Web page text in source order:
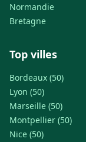
Normandie
Bretagne
Top villes
Bordeaux (50)
Lyon (50)
Marseille (50)
Montpellier (50)
Nice (50)